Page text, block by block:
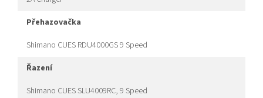
přehazovačka
Shimano CUES RDU4000GS 9 Speed
řazení
Shimano CUES SLU4009RC, 9 Speed